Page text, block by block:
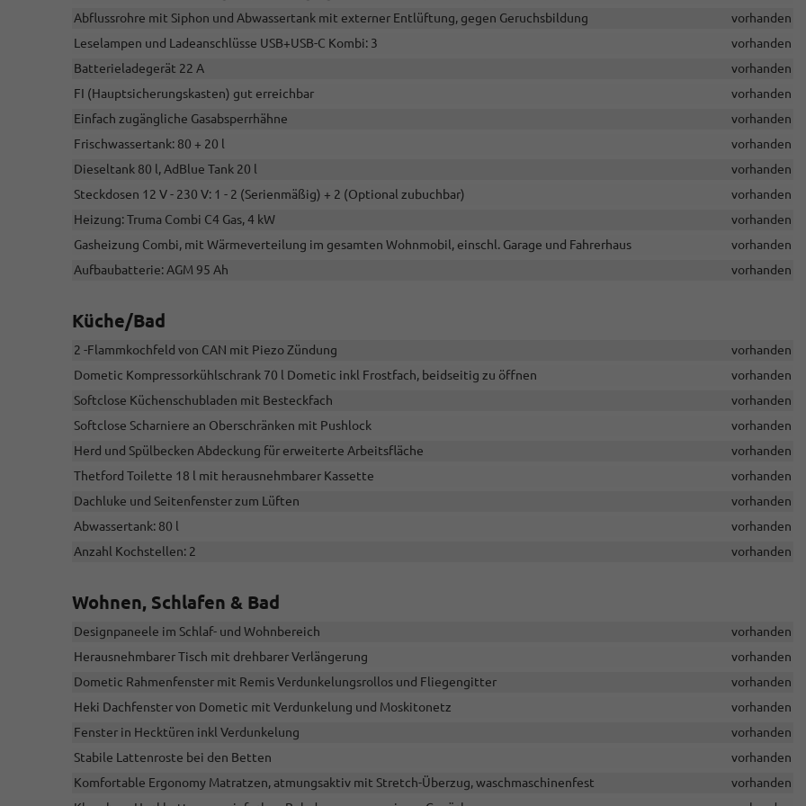
Abflussrohre mit Siphon und Abwassertank mit externer Entlüftung, gegen Geruchsbildung
vorhanden
Leselampen und Ladeanschlüsse USB+USB-C Kombi: 3
vorhanden
Batterieladegerät 22 A
vorhanden
FI (Hauptsicherungskasten) gut erreichbar
vorhanden
Einfach zugängliche Gasabsperrhähne
vorhanden
Frischwassertank: 80 + 20 l
vorhanden
Dieseltank 80 l, AdBlue Tank 20 l
vorhanden
Steckdosen 12 V - 230 V: 1 - 2 (Serienmäßig) + 2 (Optional zubuchbar)
vorhanden
Heizung: Truma Combi C4 Gas, 4 kW
vorhanden
Gasheizung Combi, mit Wärmeverteilung im gesamten Wohnmobil, einschl. Garage und Fahrerhaus
vorhanden
Aufbaubatterie: AGM 95 Ah
vorhanden
Küche/Bad
2 -Flammkochfeld von CAN mit Piezo Zündung
vorhanden
Dometic Kompressorkühlschrank 70 l Dometic inkl Frostfach, beidseitig zu öffnen
vorhanden
Softclose Küchenschubladen mit Besteckfach
vorhanden
Softclose Scharniere an Oberschränken mit Pushlock
vorhanden
Herd und Spülbecken Abdeckung für erweiterte Arbeitsfläche
vorhanden
Thetford Toilette 18 l mit herausnehmbarer Kassette
vorhanden
Dachluke und Seitenfenster zum Lüften
vorhanden
Abwassertank: 80 l
vorhanden
Anzahl Kochstellen: 2
vorhanden
Wohnen, Schlafen & Bad
Designpaneele im Schlaf- und Wohnbereich
vorhanden
Herausnehmbarer Tisch mit drehbarer Verlängerung
vorhanden
Dometic Rahmenfenster mit Remis Verdunkelungsrollos und Fliegengitter
vorhanden
Heki Dachfenster von Dometic mit Verdunkelung und Moskitonetz
vorhanden
Fenster in Hecktüren inkl Verdunkelung
vorhanden
Stabile Lattenroste bei den Betten
vorhanden
Komfortable Ergonomy Matratzen, atmungsaktiv mit Stretch-Überzug, waschmaschinenfest
vorhanden